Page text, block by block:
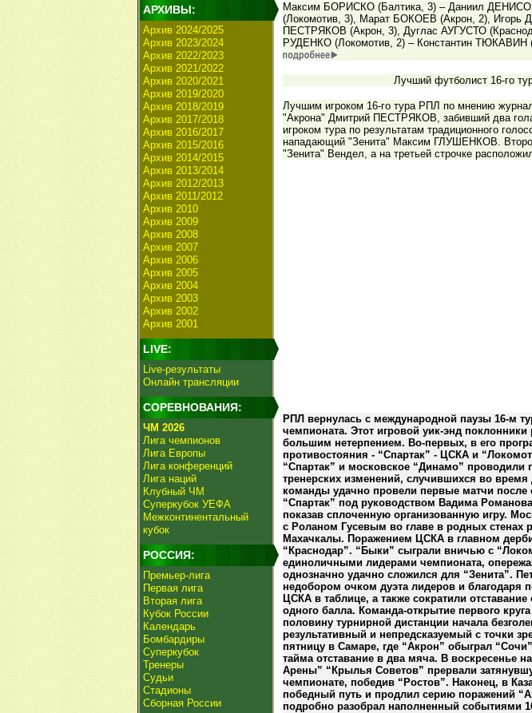
АРХИВЫ:
Архив 2024/2025
Архив 2023/2024
Архив 2022/2023
Архив 2021/2022
Архив 2020/2021
Архив 2019/2020
Архив 2018/2019
Архив 2017/2018
Архив 2016/2017
Архив 2015/2016
Архив 2014/2015
Архив 2013/2014
Архив 2012/2013
Архив 2011/2012
Архив 2010
Архив 2009
Архив 2008
Архив 2007
Архив 2006
Архив 2005
Архив 2004
Архив 2003
Архив 2002
Архив 2001
LIVE:
Live-результаты
Онлайн трансляции
СОРЕВНОВАНИЯ:
ЧМ 2026
Лига чемпионов
Лига Европы
Лига конференций
Лига наций
Клубный ЧМ
Суперкубок УЕФА
Межконтинентальный
кубок
РОССИЯ:
Премьер-лига
Первая лига
Вторая лига
Кубок России
Календарь
Бомбардиры
Суперкубок
Тренеры
Судьи
Стадионы
Сборная России
Максим БОРИСКО (Балтика, 3) – Даниил
(Локомотив, 3), Марат БОКОЕВ (Акрон, 2), Игорь
ПЕСТРЯКОВ (Акрон, 3), Дуглас АУГУСТО
РУДЕНКО (Локомотив, 2) – Константин
Лучший футболист 16-го
Лучшим игроком 16-го тура РПЛ по мнению
"Акрона" Дмитрий ПЕСТРЯКОВ, забивший два
игроком тура по результатам традиционного
нападающий "Зенита" Максим ГЛУШЕНКОВ.
"Зенита" Вендел, а на третьей строчке
РПЛ вернулась с международной паузы 16-м
чемпионата. Этот игровой уик-энд
большим нетерпением. Во-первых, в его
противостояния - “Спартак” - ЦСКА и
“Спартак” и московское “Динамо” проводили
тренерских изменений, случившихся во
команды удачно провели первые матчи после
“Спартак” под руководством Вадима
показав сплоченную организованную игру.
с Роланом Гусевым во главе в родных стенах
Махачкалы. Поражением ЦСКА в главном
“Краснодар”. “Быки” сыграли вничью с
единоличными лидерами чемпионата,
однозначно удачно сложился для “Зенита”.
недобором очком дуэта лидеров и благодаря
ЦСКА в таблице, а также сократили
одного балла. Команда-открытие первого
половину турнирной дистанции начала
результативный и непредсказуемый с точки
пятницу в Самаре, где “Акрон” обыграл
тайма отставание в два мяча. В воскресенье
Арены” “Крылья Советов” прервали
чемпионате, победив “Ростов”. Наконец, в
победный путь и продлил серию поражений
подробно разобрал наполненный событиями